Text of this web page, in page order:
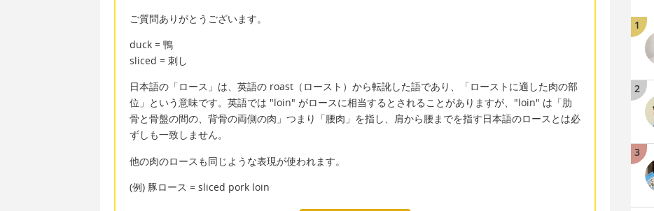
ご質問ありがとうございます。
duck = 鴨
sliced = 刺し
日本語の「ロース」は、英語の roast（ロースト）から転訛した語であり、「ローストに適した肉の部
位」という意味です。英語では "loin" がロースに相当するとされることがありますが、"loin" は「肋
骨と骨盤の間の、背骨の両側の肉」つまり「腰肉」を指し、肩から腰までを指す日本語のロースとは必
ずしも一致しません。
他の肉のロースも同じような表現が使われます。
(例) 豚ロース = sliced pork loin
1
2
3